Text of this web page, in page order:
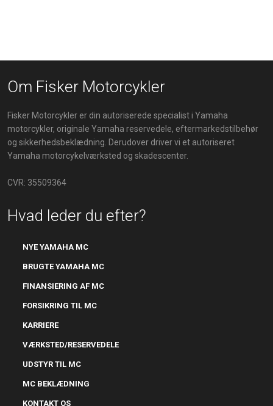
Om Fisker Motorcykler
Fisker Motorcykler er din autoriserede specialist i Yamaha
motorcykler, originale Yamaha reservedele, eftermarkedstilbehør
og sikkerhedsbeklædning. Derudover driver vi et autoriseret
Yamaha motorcykelværksted​​ og skadescenter.
CVR: 35509364
Hvad leder du efter?
NYE YAMAHA MC
BRUGTE YAMAHA MC
FINANSIERING AF MC
​FORSIKRING TIL MC
KARRIERE
VÆRKSTED/RESERVEDELE
UDSTYR TIL MC
MC BEKLÆDNING
KONTAKT OS